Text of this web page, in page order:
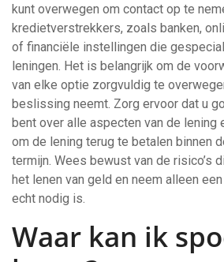
kunt overwegen om contact op te
kredietverstrekkers, zoals banken,
of financiële instellingen die
leningen. Het is belangrijk om de
van elke optie zorgvuldig te
beslissing neemt. Zorg ervoor dat u
bent over alle aspecten van de lening
om de lening terug te betalen binnen
termijn. Wees bewust van de risico’s
het lenen van geld en neem alleen
echt nodig is.
Waar kan ik